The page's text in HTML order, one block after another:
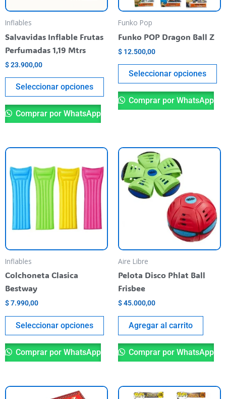
Inflables
Salvavidas Inflable Frutas
Perfumadas 1,19 Mtrs
$23.900,00
Seleccionar opciones
se
pueden
elegir
página
producto
Comprar por WhatsApp
Funko Pop
Funko POP Dragon Ball Z
$ 12.500,00
Seleccionar opciones
se
Comprar por WhatsApp
Inflables
Colchoneta Clasica
Bestway
$7.990,00
Seleccionar opciones
Este
producto
tiene
se
pueden
elegir
producto
Comprar por WhatsApp
Aire Libre
Pelota Disco Phlat Ball
Frisbee
$45.000,00
Agregar al carrito
Comprar por WhatsApp